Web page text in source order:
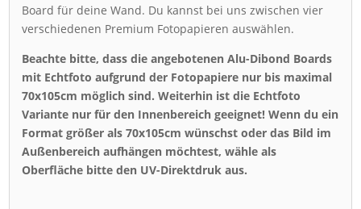
Board für deine Wand. Du kannst bei uns zwischen vier
verschiedenen Premium Fotopapieren auswählen.
Beachte bitte, dass die angebotenen Alu-Dibond Boards
mit Echtfoto aufgrund der Fotopapiere nur bis maximal
70x105cm möglich sind. Weiterhin ist die Echtfoto
Variante nur für den Innenbereich geeignet! Wenn du ein
Format größer als 70x105cm wünschst oder das Bild im
Außenbereich aufhängen möchtest, wähle als
Oberfläche bitte den UV-Direktdruk aus.